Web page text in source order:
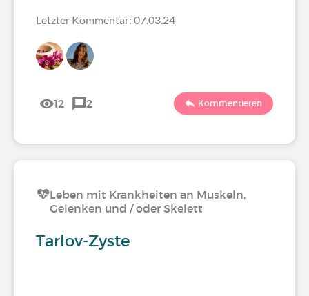
Letzter Kommentar: 07.03.24
12 2 Kommentieren
Leben mit Krankheiten an Muskeln,
Gelenken und / oder Skelett
Tarlov-Zyste